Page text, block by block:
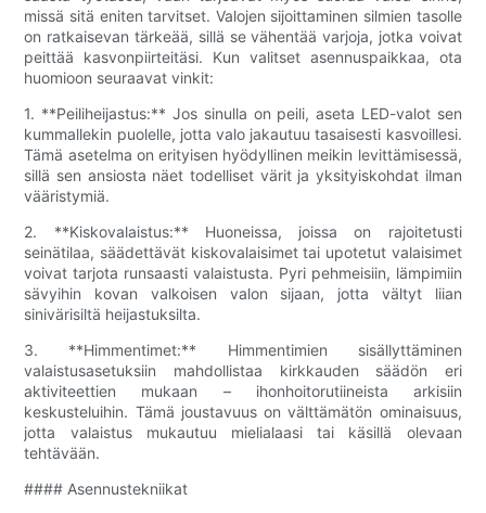
missä sitä eniten tarvitset. Valojen sijoittaminen silmien tasolle
on ratkaisevan tärkeää, sillä se vähentää varjoja, jotka voivat
peittää kasvonpiirteitäsi. Kun valitset asennuspaikkaa, ota
huomioon seuraavat vinkit:
1. **Peiliheijastus:** Jos sinulla on peili, aseta LED-valot sen
kummallekin puolelle, jotta valo jakautuu tasaisesti kasvoillesi.
Tämä asetelma on erityisen hyödyllinen meikin levittämisessä,
sillä sen ansiosta näet todelliset värit ja yksityiskohdat ilman
vääristymiä.
2. **Kiskovalaistus:** Huoneissa, joissa on rajoitetusti
seinätilaa, säädettävät kiskovalaisimet tai upotetut valaisimet
voivat tarjota runsaasti valaistusta. Pyri pehmeisiin, lämpimiin
sävyihin kovan valkoisen valon sijaan, jotta vältyt liian
sinivärisiltä heijastuksilta.
3. **Himmentimet:** Himmentimien sisällyttäminen
valaistusasetuksiin mahdollistaa kirkkauden säädön eri
aktiviteettien mukaan – ihonhoitorutiineista arkisiin
keskusteluihin. Tämä joustavuus on välttämätön ominaisuus,
jotta valaistus mukautuu mielialaasi tai käsillä olevaan
tehtävään.
#### Asennustekniikat